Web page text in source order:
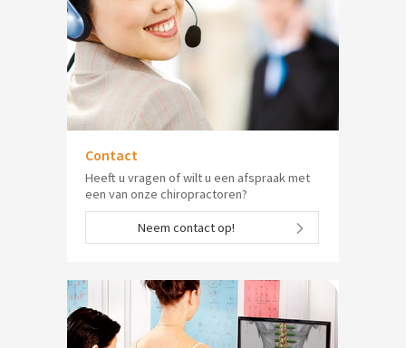
Contact
Heeft u vragen of wilt u een afspraak met
een van onze chiropractoren?
Neem contact op!